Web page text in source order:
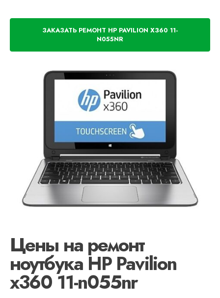
ЗАКАЗАТЬ РЕМОНТ HP PAVILION X360 11-
N055NR
Цены на ремонт
ноутбука HP Pavilion
x360 11-n055nr